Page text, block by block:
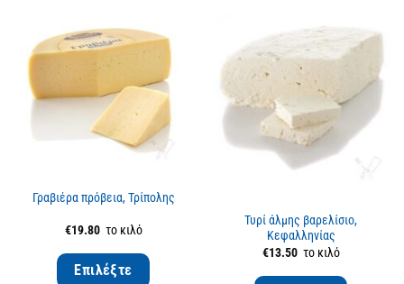
Γραβιέρα πρόβεια, Τρίπολης
€19.80το κιλό
Επιλέξτε
Τυρί άλμης βαρελίσιο,
Κεφαλληνίας
€13.50το κιλό